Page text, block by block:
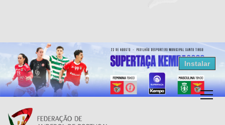
Resultados Andebol
Federação de Andebol de Portugal
Grátis - Disponivel na Play Store
Instalar